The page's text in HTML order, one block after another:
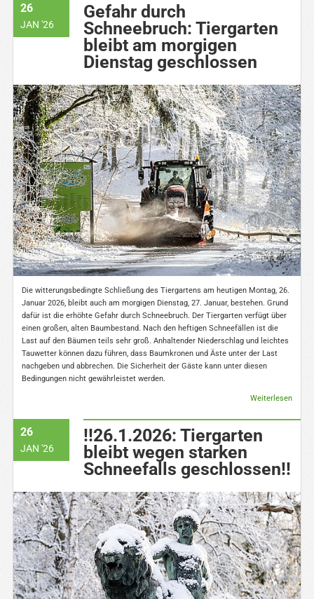
26
JAN '26
Gefahr durch
Schneebruch: Tiergarten
bleibt am morgigen
Dienstag geschlossen
Die witterungsbedingte Schließung des Tiergartens am heutigen Montag, 26.
Januar 2026, bleibt auch am morgigen Dienstag, 27. Januar, bestehen. Grund
dafür ist die erhöhte Gefahr durch Schneebruch. Der Tiergarten verfügt über
einen großen, alten Baumbestand. Nach den heftigen Schneefällen ist die
Last auf den Bäumen teils sehr groß. Anhaltender Niederschlag und leichtes
Tauwetter können dazu führen, dass Baumkronen und Äste unter der Last
nachgeben und abbrechen. Die Sicherheit der Gäste kann unter diesen
Bedingungen nicht gewährleistet werden.
Weiterlesen
26
JAN '26
!!26.1.2026: Tiergarten
bleibt wegen starken
Schneefalls geschlossen!!